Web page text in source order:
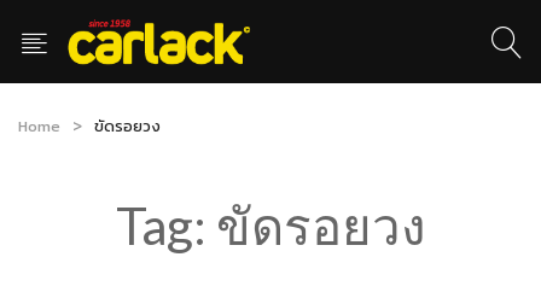
Home ขัดรอยวง
Tag: ขัดรอยวง